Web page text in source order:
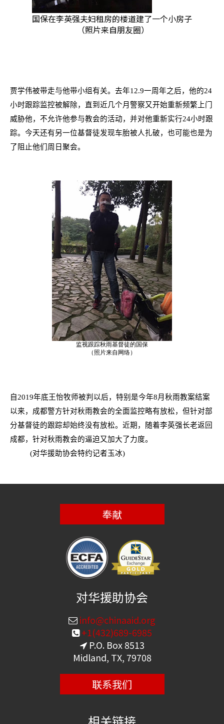
国保在李英强夫妇租房的楼道建了一个小房子
（照片来自朋友圈）
贾学伟被带走与他带小组有关。去年12.9一周年之后，他的24
小时跟踪监控被解除，直到近几个月警察又开始重新频繁上门
威胁他，不允许他参与教会的活动，并对他重新实行24小时跟
踪。今天还有另一位基督徒发现车胎被人扎破，也可能也是为
了阻止他们周日聚会。
监视跟踪秋雨基督徒的国保
（照片来自网络）
自2019年底王怡牧师被判以后，特别是今年8月秋雨教案结案
以来，成都警方针对秋雨教会的全面监控略有放松，但针对部
分基督徒的跟踪却始终没有放松。近期，随着李英强长老返回
成都，针对秋雨教会的逼迫又加大了力度。
(对华援助协会特约记者玉冰)
奉献
对华援助协会
info@chinaaid.org
+1(432)689-6985
P.O. Box 8513
Midland, TX, 79708
联系我们